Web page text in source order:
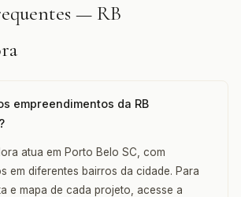
— RB
empreendimentos da RB
atua em Porto Belo SC, com
em diferentes bairros da cidade. Para
e mapa de cada projeto, acesse a